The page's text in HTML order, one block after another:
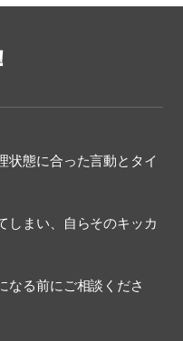
状態に合った言動とタイ
しまい、自らそのキッカ
なる前にご相談くださ